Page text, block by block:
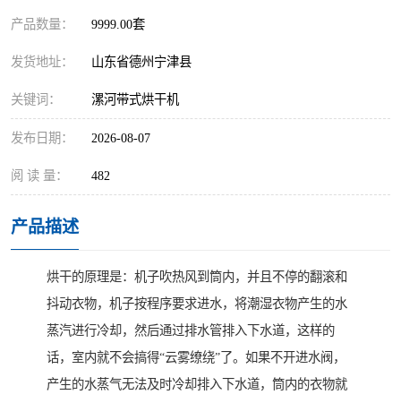
产品数量： 9999.00套
发货地址： 山东省德州宁津县
关键词： 漯河带式烘干机
发布日期： 2026-08-07
阅 读 量： 482
产品描述
烘干的原理是：机子吹热风到筒内，并且不停的翻滚和
抖动衣物，机子按程序要求进水，将潮湿衣物产生的水
蒸汽进行冷却，然后通过排水管排入下水道，这样的
话，室内就不会搞得“云雾缭绕”了。如果不开进水阀，
产生的水蒸气无法及时冷却排入下水道，筒内的衣物就